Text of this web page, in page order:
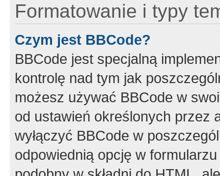
Formatowanie i typy
Czym jest BBCode?
BBCode jest specjalną
kontrolę nad tym jak
możesz używać BBCode w
od ustawień określonych przez
wyłączyć BBCode w
odpowiednią opcję w